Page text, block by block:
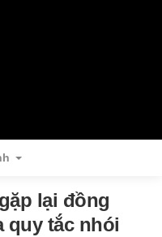
lại đồng
quy tắc nhói